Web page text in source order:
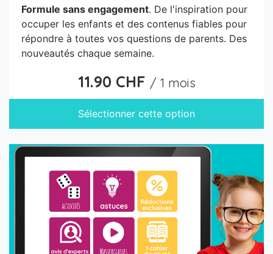
Formule sans engagement. De l'inspiration pour
occuper les enfants et des contenus fiables pour
répondre à toutes vos questions de parents. Des
nouveautés chaque semaine.
11.90 CHF / 1 mois
Sélectionner cette option